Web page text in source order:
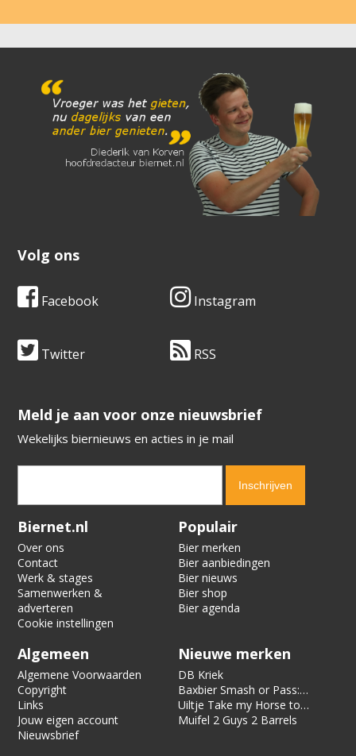
Volg ons
Facebook Instagram
Twitter RSS
​​​​​​​Meld je aan voor onze nieuwsbrief
Wekelijks biernieuws en acties in je mail
Verification code:
Biernet.nl
Over ons
Contact
Werk & stages
Samenwerken &
adverteren
Cookie instellingen
Populair
Bier merken
Bier aanbiedingen
Bier nieuws
Bier shop
Bier agenda
Algemeen
Algemene Voorwaarden
Copyright
Links
Jouw eigen account
Nieuwsbrief
Nieuwe merken
DB Kriek
Baxbier Smash or Pass:
Strata
Uiltje Take my Horse to
the Hotel Room
Muifel 2 Guys 2 Barrels